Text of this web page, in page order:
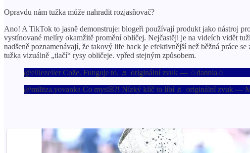
Opravdu nám tužka může nahradit rozjasňovač?
Ano! A TikTok to jasně demonstruje: blogeři používají produkt jako nástroj
vystínované melíry okamžitě promění obličej. Nejčastěji je na videích vidět
nadšeně poznamenávají, že takový life hack je efektivnější než běžná práce
tužka vizuálně „tlačí“ rysy obličeje. vpřed stejným způsobem.
@elliezeiler Cože. Funguje to. ♬ originální zvuk — ☆dannia☆
@militza.yovanka Co myslíš?! Nízký klíč to líbí ♬ originální zvuk —